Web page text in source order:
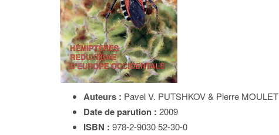
Auteurs : Pavel V. PUTSHKOV & Pierre MOULET
Date de parution : 2009
ISBN : 978-2-9030 52-30-0